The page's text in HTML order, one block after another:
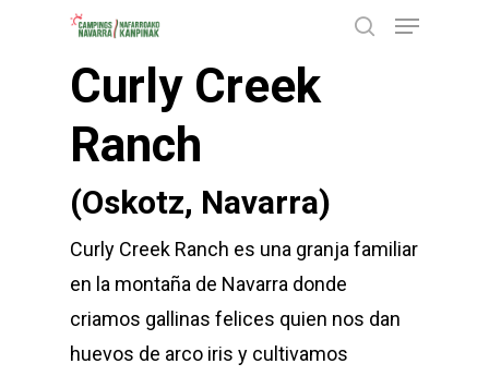
Menu
Curly Creek
Ranch
(Oskotz, Navarra)
Curly Creek Ranch es una granja familiar
en la montaña de Navarra donde
criamos gallinas felices quien nos dan
huevos de arco iris y cultivamos